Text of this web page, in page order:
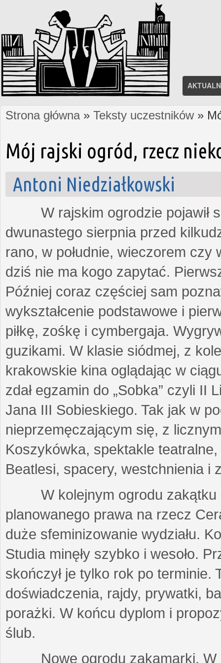
Jesteś tutaj
Strona główna» Teksty uczestników»
Mój rajski ogród, rzecz
Antoni Niedziałkowski
W rajskim ogrodzie pojawił
dwunastego sierpnia przed
rano, w południe, wieczorem czy
dziś nie ma kogo zapytać.
Później coraz częściej sam
wykształcenie podstawowe i
piłkę, zośkę i cymbergaja.
guzikami. W klasie siódmej, z
krakowskie kina oglądając w
zdał egzamin do „Sobka” czyli II
Jana III Sobieskiego. Tak jak w
nieprzemęczającym się, z
Koszykówka, spektakle
Beatlesi, spacery, westchnienia i
W kolejnym ogrodu zakątku
planowanego prawa na rzecz
duże sfeminizowanie wydziału.
Studia minęły szybko i wesoło.
skończył je tylko rok po terminie.
doświadczenia, rajdy, prywatki,
porażki. W końcu dyplom i
ślub.
Nowe ogrodu zakamarki. W